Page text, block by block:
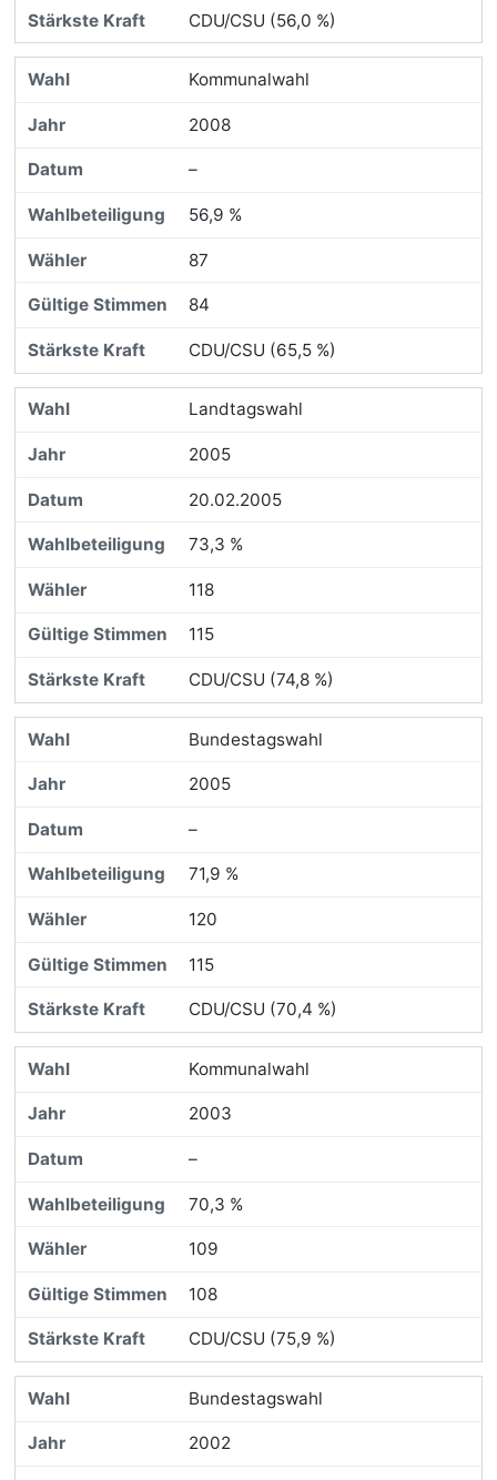
CDU/CSU (56,0 %)
Kommunalwahl
2008
–
56,9 %
87
84
CDU/CSU (65,5 %)
Landtagswahl
2005
20.02.2005
73,3 %
118
115
CDU/CSU (74,8 %)
Bundestagswahl
2005
–
71,9 %
120
115
CDU/CSU (70,4 %)
Kommunalwahl
2003
–
70,3 %
109
108
CDU/CSU (75,9 %)
Bundestagswahl
2002